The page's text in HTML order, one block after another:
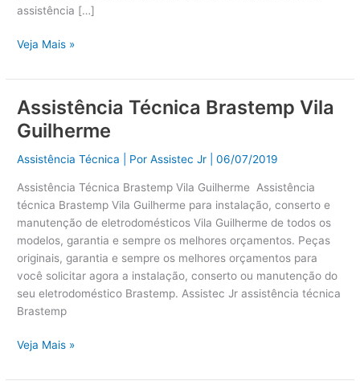
assistência […]
Veja Mais »
Assistência Técnica Brastemp Vila
Guilherme
Assistência Técnica | PorAssistec Jr |06/07/2019
Assistência Técnica Brastemp Vila Guilherme Assistência
técnica Brastemp Vila Guilherme para instalação, conserto e
manutenção de eletrodomésticos Vila Guilherme de todos os
modelos, garantia e sempre os melhores orçamentos. Peças
originais, garantia e sempre os melhores orçamentos para
você solicitar agora a instalação, conserto ou manutenção do
seu eletrodoméstico Brastemp. Assistec Jr assistência técnica
Brastemp
Assistência
Técnica
Brastemp
Vila
Veja Mais »